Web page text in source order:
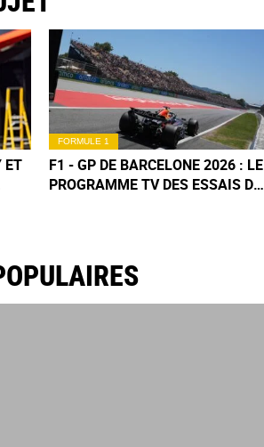
ET
FORMULE 1
F1 - GP DE BARCELONE 2026 : LE
PROGRAMME TV DES ESSAIS DU